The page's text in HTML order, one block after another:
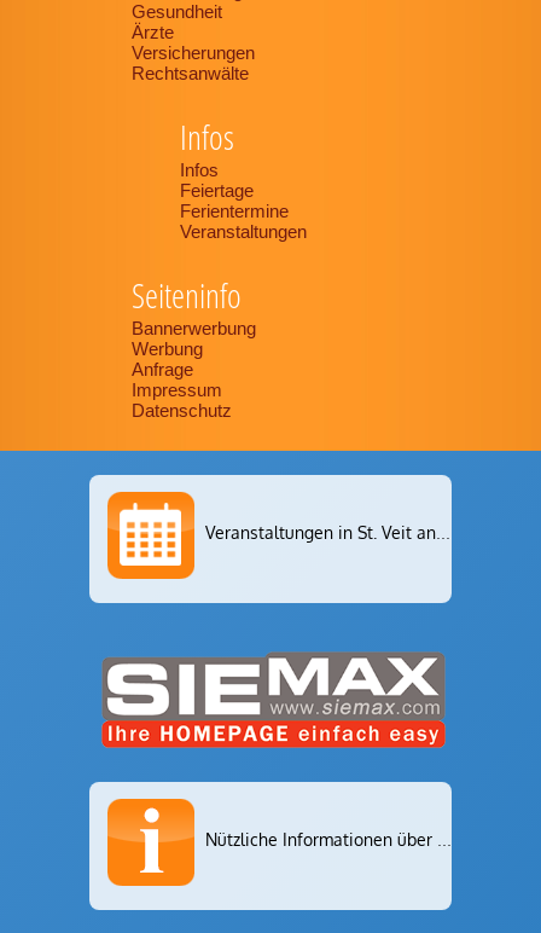
Gesundheit
Ärzte
Versicherungen
Rechtsanwälte
Infos
Infos
Feiertage
Ferientermine
Veranstaltungen
Seiteninfo
Bannerwerbung
Werbung
Anfrage
Impressum
Datenschutz
Veranstaltungen in St. Veit an der Glan